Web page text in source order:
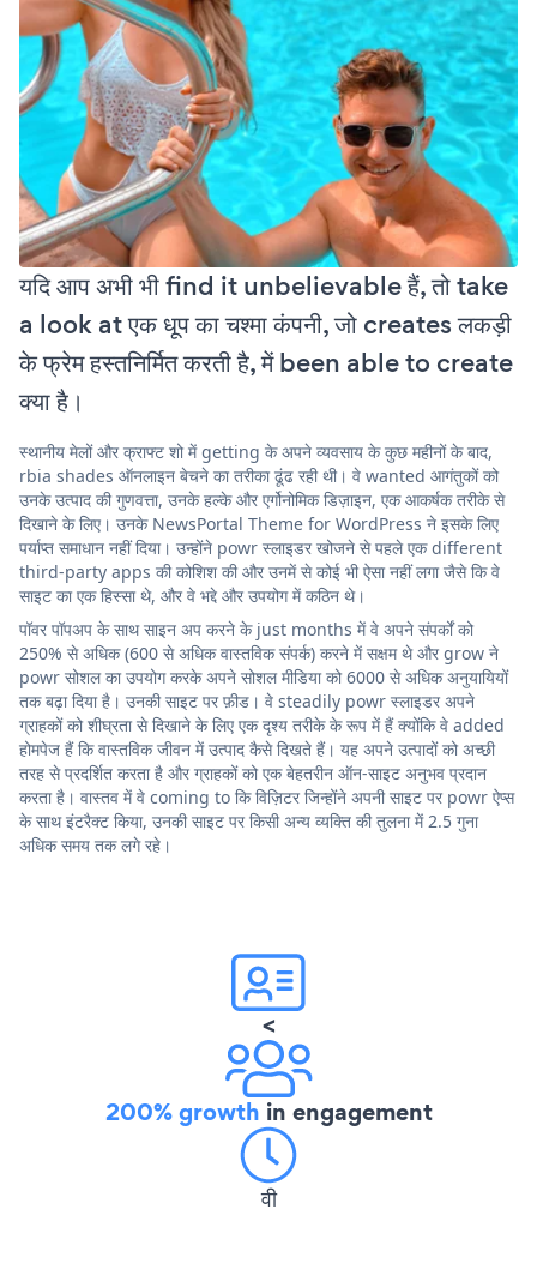
यदि आप अभी भी find it unbelievable हैं, तो take
a look at एक धूप का चश्मा कंपनी, जो creates लकड़ी
के फ्रेम हस्तनिर्मित करती है, में been able to create
क्या है।
स्थानीय मेलों और क्राफ्ट शो में getting के अपने व्यवसाय के कुछ महीनों के बाद,
rbia shades ऑनलाइन बेचने का तरीका ढूंढ रही थी। वे wanted आगंतुकों को
उनके उत्पाद की गुणवत्ता, उनके हल्के और एर्गोनोमिक डिज़ाइन, एक आकर्षक तरीके से
दिखाने के लिए। उनके NewsPortal Theme for WordPress ने इसके लिए
पर्याप्त समाधान नहीं दिया। उन्होंने powr स्लाइडर खोजने से पहले एक different
third-party apps की कोशिश की और उनमें से कोई भी ऐसा नहीं लगा जैसे कि वे
साइट का एक हिस्सा थे, और वे भद्दे और उपयोग में कठिन थे।
पॉवर पॉपअप के साथ साइन अप करने के just months में वे अपने संपर्कों को
250% से अधिक (600 से अधिक वास्तविक संपर्क) करने में सक्षम थे और grow ने
powr सोशल का उपयोग करके अपने सोशल मीडिया को 6000 से अधिक अनुयायियों
तक बढ़ा दिया है। उनकी साइट पर फ़ीड। वे steadily powr स्लाइडर अपने
ग्राहकों को शीघ्रता से दिखाने के लिए एक दृश्य तरीके के रूप में हैं क्योंकि वे added
होमपेज हैं कि वास्तविक जीवन में उत्पाद कैसे दिखते हैं। यह अपने उत्पादों को अच्छी
तरह से प्रदर्शित करता है और ग्राहकों को एक बेहतरीन ऑन-साइट अनुभव प्रदान
करता है। वास्तव में वे coming to कि विज़िटर जिन्होंने अपनी साइट पर powr ऐप्स
के साथ इंटरैक्ट किया, उनकी साइट पर किसी अन्य व्यक्ति की तुलना में 2.5 गुना
अधिक समय तक लगे रहे।
<
200% growth in engagement
वी